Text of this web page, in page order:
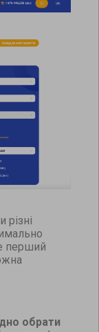
перший
обрати